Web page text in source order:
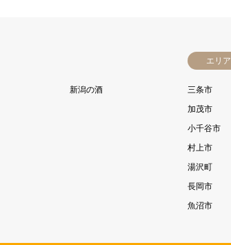
新潟の酒
エリア
三条市
加茂市
小千谷市
村上市
湯沢町
長岡市
魚沼市